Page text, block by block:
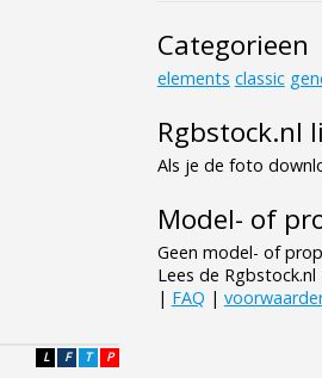
P
T
F
L
Categorieen
elements classic
Rgbstock.nl
Als je de foto
Model- of
Geen model- of
Lees de
| FAQ |